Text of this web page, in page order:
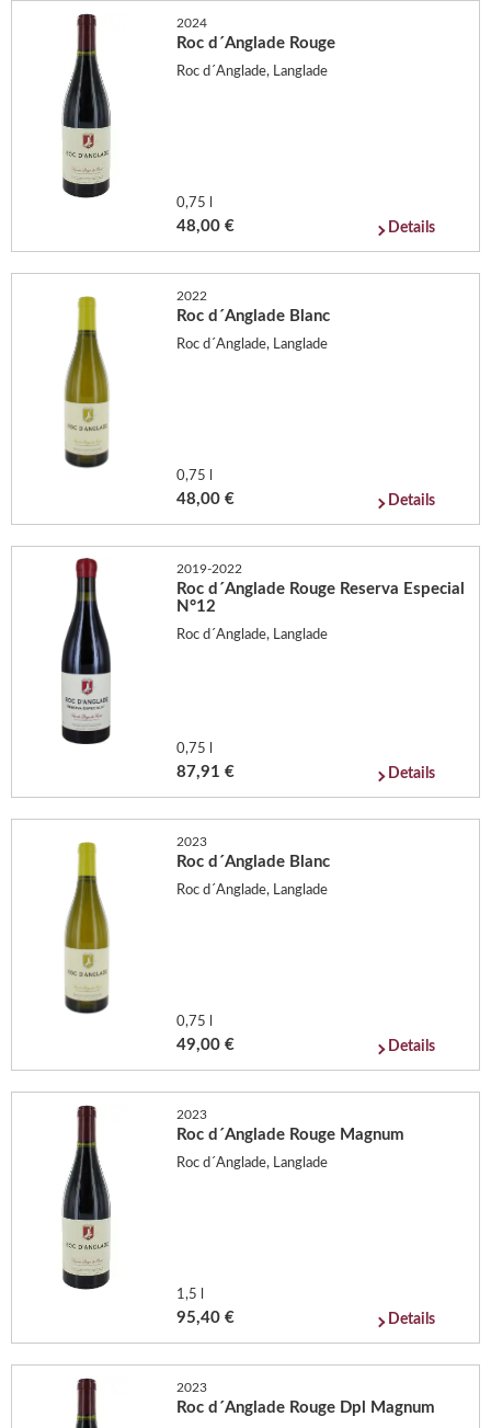
2024
Roc d´Anglade Rouge
Roc d´Anglade, Langlade
0,75 l
48,00 € Details
2022
Roc d´Anglade Blanc
Roc d´Anglade, Langlade
0,75 l
48,00 € Details
2019-2022
Roc d´Anglade Rouge Reserva Especial
N°12
Roc d´Anglade, Langlade
0,75 l
87,91 € Details
2023
Roc d´Anglade Blanc
Roc d´Anglade, Langlade
0,75 l
49,00 € Details
2023
Roc d´Anglade Rouge Magnum
Roc d´Anglade, Langlade
1,5 l
95,40 € Details
2023
Roc d´Anglade Rouge Dpl Magnum